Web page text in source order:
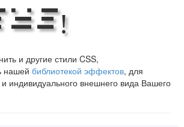
и другие стили CSS,
нашей библиотекой эффектов, для
и индивидуального внешнего вида Вашего